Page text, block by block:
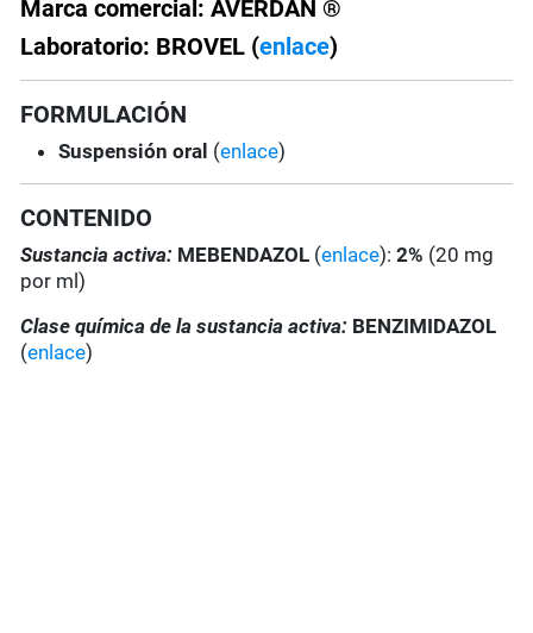
Marca comercial: AVERDÁN ®
Laboratorio: BROVEL (enlace)
FORMULACIÓN
Suspensión oral (enlace)
CONTENIDO
Sustancia activa: MEBENDAZOL (enlace): 2% (20 mg
por ml)
Clase química de la sustancia activa: BENZIMIDAZOL
(enlace)